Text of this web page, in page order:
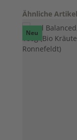
Produktgalerie
Ähnliche Artikel
Neu